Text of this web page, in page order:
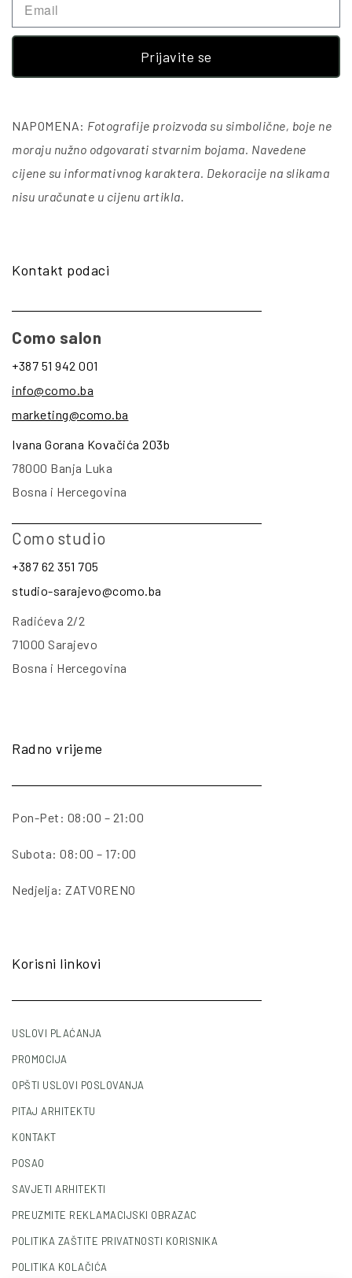
Prijavite se
NAPOMENA: Fotografije proizvoda su simbolične, boje ne
moraju nužno odgovarati stvarnim bojama. Navedene
cijene su informativnog karaktera. Dekoracije na slikama
nisu uračunate u cijenu artikla.
Kontakt podaci
Como salon
+387 51 942 001
info@como.ba
marketing@como.ba
Ivana Gorana Kovačića 203b
78000 Banja Luka
Bosna i Hercegovina
Como studio
+387 62 351 705
studio-sarajevo@como.ba
Radićeva 2/2
71000 Sarajevo
Bosna i Hercegovina
Radno vrijeme
Pon-Pet: 08:00 – 21:00
Subota: 08:00 – 17:00
Nedjelja: ZATVORENO
Korisni linkovi
USLOVI PLAĆANJA
PROMOCIJA
OPŠTI USLOVI POSLOVANJA
PITAJ ARHITEKTU
KONTAKT
POSAO
SAVJETI ARHITEKTI
PREUZMITE REKLAMACIJSKI OBRAZAC
POLITIKA ZAŠTITE PRIVATNOSTI KORISNIKA
POLITIKA KOLAČIĆA